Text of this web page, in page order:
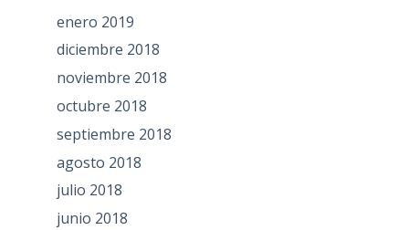
enero 2019
diciembre 2018
noviembre 2018
octubre 2018
septiembre 2018
agosto 2018
julio 2018
junio 2018